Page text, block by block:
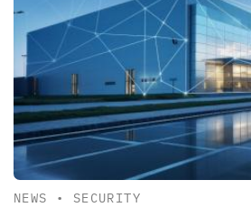
NEWS • SECURITY